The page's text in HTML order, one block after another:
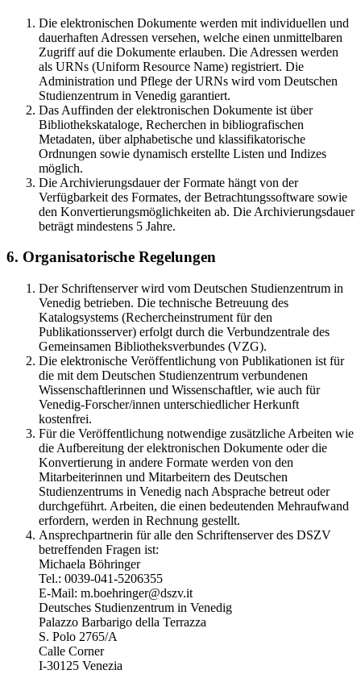
Die elektronischen Dokumente werden mit individuellen und
dauerhaften Adressen versehen, welche einen unmittelbaren
Zugriff auf die Dokumente erlauben. Die Adressen werden
als URNs (Uniform Resource Name) registriert. Die
Administration und Pflege der URNs wird vom Deutschen
Studienzentrum in Venedig garantiert.
Das Auffinden der elektronischen Dokumente ist über
Bibliothekskataloge, Recherchen in bibliografischen
Metadaten, über alphabetische und klassifikatorische
Ordnungen sowie dynamisch erstellte Listen und Indizes
möglich.
Die Archivierungsdauer der Formate hängt von der
Verfügbarkeit des Formates, der Betrachtungssoftware sowie
den Konvertierungsmöglichkeiten ab. Die Archivierungsdauer
beträgt mindestens 5 Jahre.
6. Organisatorische Regelungen
Der Schriftenserver wird vom Deutschen Studienzentrum in
Venedig betrieben. Die technische Betreuung des
Katalogsystems (Rechercheinstrument für den
Publikationsserver) erfolgt durch die Verbundzentrale des
Gemeinsamen Bibliotheksverbundes (VZG).
Die elektronische Veröffentlichung von Publikationen ist für
die mit dem Deutschen Studienzentrum verbundenen
Wissenschaftlerinnen und Wissenschaftler, wie auch für
Venedig-Forscher/innen unterschiedlicher Herkunft
kostenfrei.
Für die Veröffentlichung notwendige zusätzliche Arbeiten wie
die Aufbereitung der elektronischen Dokumente oder die
Konvertierung in andere Formate werden von den
Mitarbeiterinnen und Mitarbeitern des Deutschen
Studienzentrums in Venedig nach Absprache betreut oder
durchgeführt. Arbeiten, die einen bedeutenden Mehraufwand
erfordern, werden in Rechnung gestellt.
Ansprechpartnerin für alle den Schriftenserver des DSZV
betreffenden Fragen ist:
Michaela Böhringer
Tel.: 0039-041-5206355
E-Mail: m.boehringer@dszv.it
Deutsches Studienzentrum in Venedig
Palazzo Barbarigo della Terrazza
S. Polo 2765/A
Calle Corner
I-30125 Venezia